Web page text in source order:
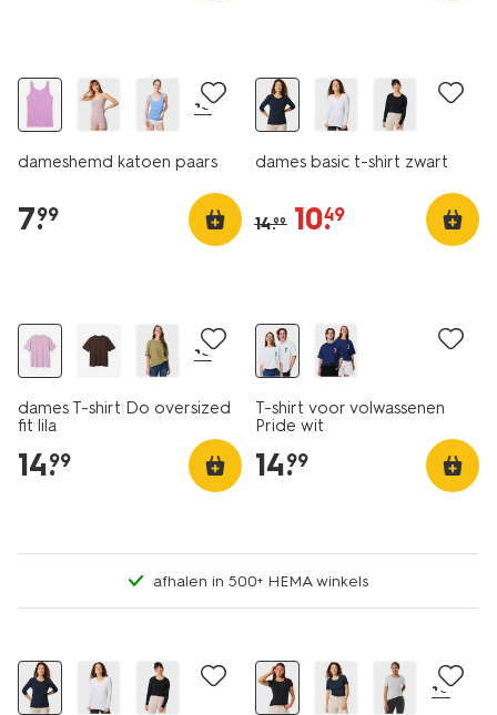
+3
dameshemd katoen paars
7.
99
dames basic t-shirt zwart
14.99 10.
49
+3
dames T-shirt Do oversized
fit lila
14.
99
T-shirt voor volwassenen
Pride wit
14.
99
afhalen in 500+ HEMA winkels
essential
+5